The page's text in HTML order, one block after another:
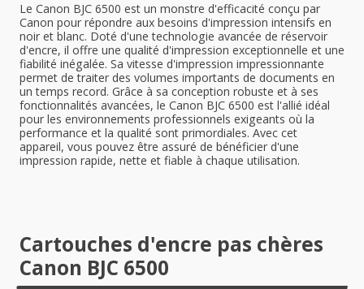
Le Canon BJC 6500 est un monstre d'efficacité conçu par
Canon pour répondre aux besoins d'impression intensifs en
noir et blanc. Doté d'une technologie avancée de réservoir
d'encre, il offre une qualité d'impression exceptionnelle et une
fiabilité inégalée. Sa vitesse d'impression impressionnante
permet de traiter des volumes importants de documents en
un temps record. Grâce à sa conception robuste et à ses
fonctionnalités avancées, le Canon BJC 6500 est l'allié idéal
pour les environnements professionnels exigeants où la
performance et la qualité sont primordiales. Avec cet
appareil, vous pouvez être assuré de bénéficier d'une
impression rapide, nette et fiable à chaque utilisation.
Cartouches d'encre pas chères
Canon BJC 6500